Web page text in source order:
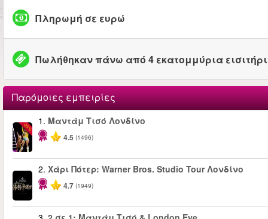
Πληρωμή σε ευρώ
Πωλήθηκαν πάνω από 4 εκατομμύρια
Παρόμοιες εμπειρίες
-25%
1. Μαντάμ Τισό Λονδίνο
4.5 (1496)
2. Χάρι Πότερ: Warner Bros. Studio Tour Λονδίνο
4.7 (1949)